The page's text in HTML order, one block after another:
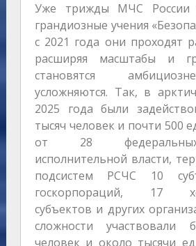
Уже трижды МЧС России
грандиозные учения
с 2021 года они проходят
расширяя масштабы и
становятся
усложняются. Так, в
2025 года были
тысяч человек и почти 500
от 28
исполнительной власти,
подсистем РСЧС 10
госкорпораций, 17
субъектов и других
сложности
человек и около тысячи